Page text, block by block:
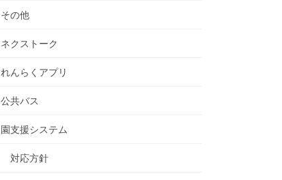
その他
ネクストーク
れんらくアプリ
公共バス
園支援システム
対応方針